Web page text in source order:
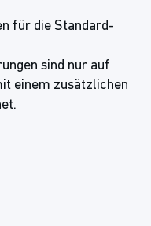
für die Standard-
sind nur auf
einem zusätzlichen